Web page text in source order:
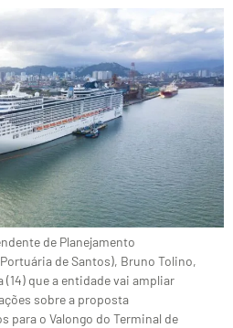
de Planejamento
de Santos), Bruno Tolino,
que a entidade vai ampliar
sobre a proposta
para o Valongo do Terminal de